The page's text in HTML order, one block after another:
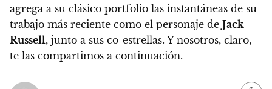
agrega a su clásico portfolio las instantáneas de su
trabajo más reciente como el personaje de Jack
Russell, junto a sus co-estrellas. Y nosotros, claro,
te las compartimos a continuación.